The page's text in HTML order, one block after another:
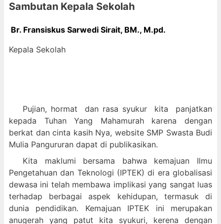
Sambutan Kepala Sekolah
Br. Fransiskus Sarwedi Sirait, BM., M.pd.
Kepala Sekolah
Pujian, hormat dan rasa syukur kita panjatkan
kepada Tuhan Yang Mahamurah karena dengan
berkat dan cinta kasih Nya, website SMP Swasta Budi
Mulia Pangururan dapat di publikasikan.
Kita maklumi bersama bahwa kemajuan Ilmu
Pengetahuan dan Teknologi (IPTEK) di era globalisasi
dewasa ini telah membawa implikasi yang sangat luas
terhadap berbagai aspek kehidupan, termasuk di
dunia pendidikan. Kemajuan IPTEK ini merupakan
anugerah yang patut kita syukuri, kerena dengan